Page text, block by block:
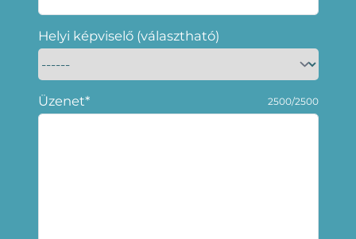
Helyi képviselő (választható)
Üzenet* 2500/2500